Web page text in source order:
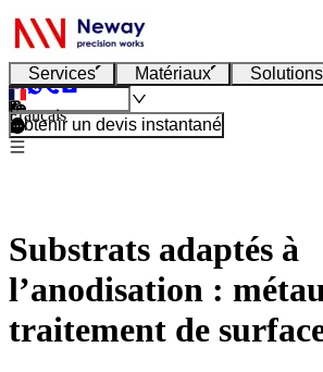
Services Matériaux Solutions
Français
Obtenir un devis instantané
Substrats adaptés à
l’anodisation :
traitement de